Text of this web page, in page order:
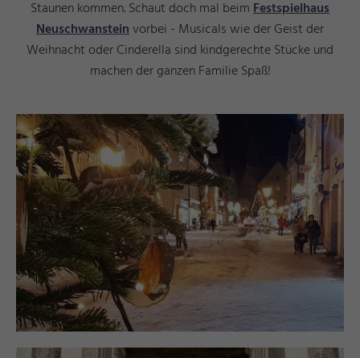
Staunen kommen. Schaut doch mal beimFestspielhaus
Neuschwansteinvorbei - Musicals wie der Geist der
Weihnacht oder Cinderella sind kindgerechte Stücke und
machen der ganzen Familie Spaß!
©
T
a
r
a
H
a
r
t
m
a
n
©
T
a
r
a
H
a
r
t
m
a
n